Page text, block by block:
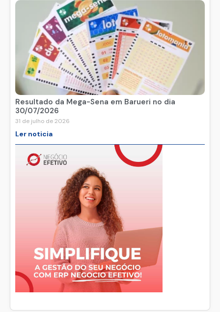
Resultado da Mega-Sena em Barueri no dia
30/07/2026
31 de julho de 2026
Ler noticia